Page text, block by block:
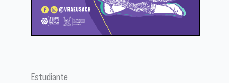
Estudiante